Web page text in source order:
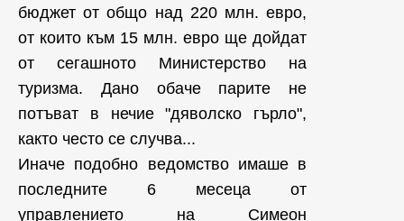
бюджет от общо над 220 млн. евро,
от които към 15 млн. евро ще дойдат
от сегашното Министерство на
туризма. Дано обаче парите не
потъват в нечие "дяволско гърло",
както често се случва...
Иначе подобно ведомство имаше в
последните 6 месеца от
управлението на Симеон